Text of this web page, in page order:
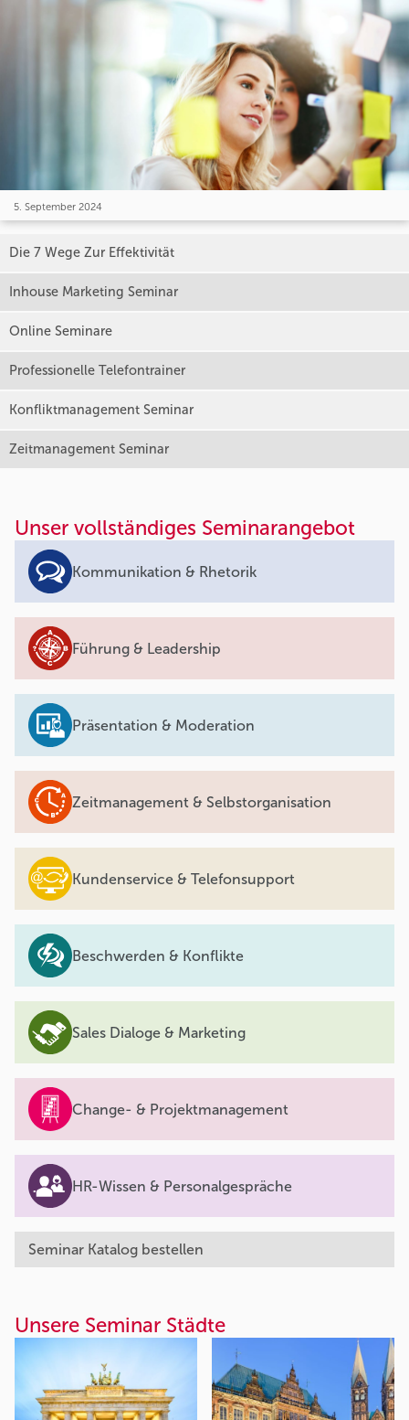
5. September 2024
Die 7 Wege Zur Effektivität
Inhouse Marketing Seminar
Online Seminare
Professionelle Telefontrainer
Konfliktmanagement Seminar
Zeitmanagement Seminar
Unser vollständiges Seminarangebot
Kommunikation & Rhetorik
Führung & Leadership
Präsentation & Moderation
Zeitmanagement & Selbstorganisation
Kundenservice & Telefonsupport
Beschwerden & Konflikte
Sales Dialoge & Marketing
Change- & Projektmanagement
HR-Wissen & Personalgespräche
Seminar Katalog bestellen
Unsere Seminar Städte